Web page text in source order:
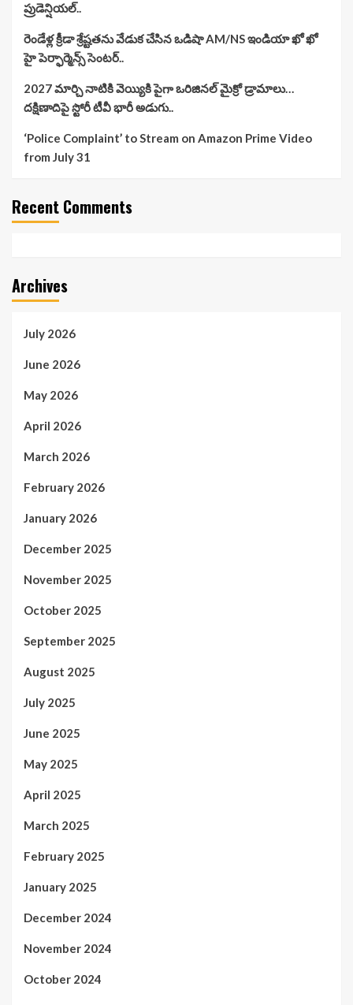
ప్రుడెన్షియల్..
రెండేళ్ల క్రీడా శ్రేష్టతను వేడుక చేసిన ఒడిషా AM/NS ఇండియా ఖో ఖో
హై పెర్ఫార్మెన్స్ సెంటర్..
2027 మార్చి నాటికి వెయ్యికి పైగా ఒరిజినల్ మైక్రో డ్రామాలు…
దక్షిణాదిపై స్టోరీ టీవీ భారీ అడుగు..
‘Police Complaint’ to Stream on Amazon Prime Video
from July 31
Recent Comments
Archives
July 2026
June 2026
May 2026
April 2026
March 2026
February 2026
January 2026
December 2025
November 2025
October 2025
September 2025
August 2025
July 2025
June 2025
May 2025
April 2025
March 2025
February 2025
January 2025
December 2024
November 2024
October 2024